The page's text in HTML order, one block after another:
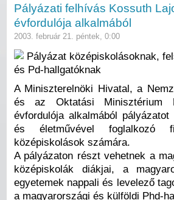
Pályázati felhívás Kossuth
évfordulója alkalmából
2003. február 21. péntek, 0:00
Pályázat középiskolásoknak,
és Pd-hallgatóknak
A Miniszterelnöki Hivatal, a
és az Oktatási Minisztérium
évfordulója alkalmából
és életművével foglalkozó
középiskolások számára.
A pályázaton részt vehetnek a
középiskolák diákjai, a
egyetemek nappali és levelező
a magyarországi és külföldi Phd-